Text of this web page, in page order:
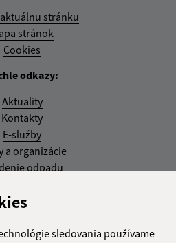
sledovania používame
stránku
stránok
Cookies
odkazy:
Aktuality
Kontakty
E-služby
a organizácie
odpadu